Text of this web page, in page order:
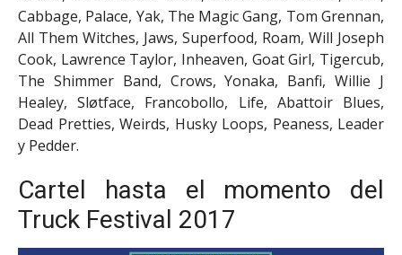
Cabbage, Palace, Yak, The Magic Gang, Tom Grennan,
All Them Witches, Jaws, Superfood, Roam, Will Joseph
Cook, Lawrence Taylor, Inheaven, Goat Girl, Tigercub,
The Shimmer Band, Crows, Yonaka, Banfi, Willie J
Healey, Sløtface, Francobollo, Life, Abattoir Blues,
Dead Pretties, Weirds, Husky Loops, Peaness, Leader
y Pedder.
Cartel hasta el momento del
Truck Festival 2017